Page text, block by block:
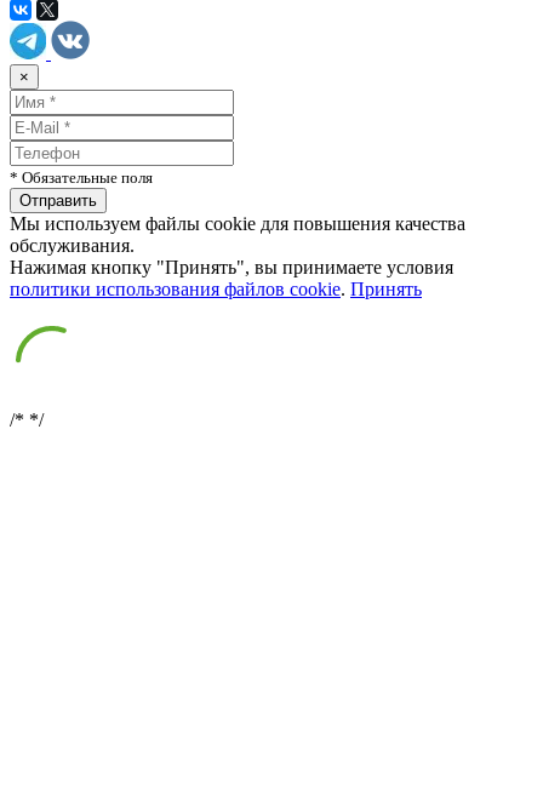
×
* Обязательные поля
Мы используем файлы cookie для повышения качества
обслуживания.
Нажимая кнопку "Принять", вы принимаете условия
политики использования файлов cookie. Принять
/* */